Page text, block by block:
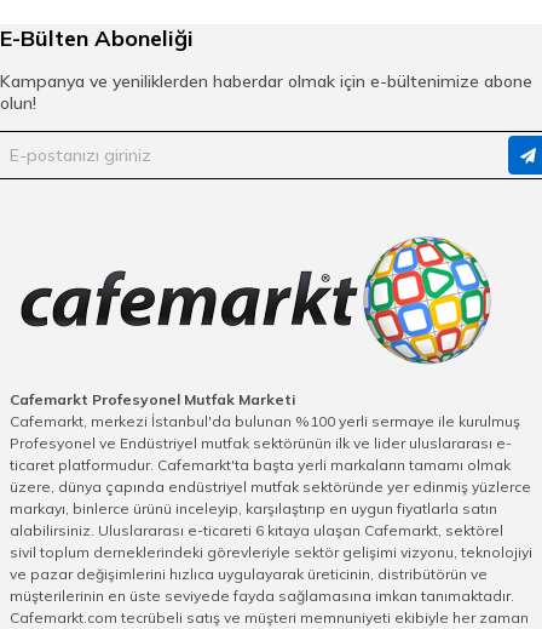
E-Bülten Aboneliği
Kampanya ve yeniliklerden haberdar olmak için e-bültenimize abone
olun!
Cafemarkt Profesyonel Mutfak Marketi
Cafemarkt, merkezi İstanbul'da bulunan %100 yerli sermaye ile kurulmuş
Profesyonel ve Endüstriyel mutfak sektörünün ilk ve lider uluslararası e-
ticaret platformudur. Cafemarkt'ta başta yerli markaların tamamı olmak
üzere, dünya çapında endüstriyel mutfak sektöründe yer edinmiş yüzlerce
markayı, binlerce ürünü inceleyip, karşılaştırıp en uygun fiyatlarla satın
alabilirsiniz. Uluslararası e-ticareti 6 kıtaya ulaşan Cafemarkt, sektörel
sivil toplum derneklerindeki görevleriyle sektör gelişimi vizyonu, teknolojiyi
ve pazar değişimlerini hızlıca uygulayarak üreticinin, distribütörün ve
müşterilerinin en üste seviyede fayda sağlamasına imkan tanımaktadır.
Cafemarkt.com tecrübeli satış ve müşteri memnuniyeti ekibiyle her zaman